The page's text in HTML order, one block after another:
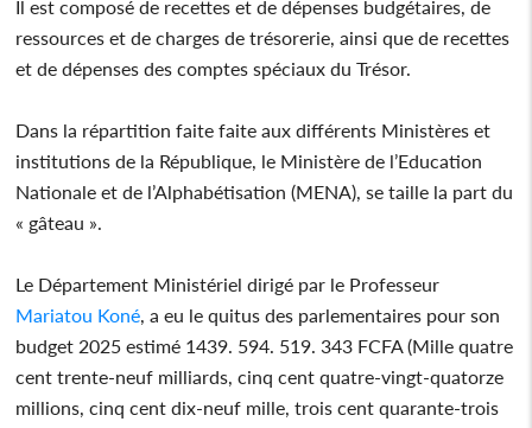
Il est composé de recettes et de dépenses budgétaires, de
ressources et de charges de trésorerie, ainsi que de recettes
et de dépenses des comptes spéciaux du Trésor.
Dans la répartition faite faite aux différents Ministères et
institutions de la République, le Ministère de l’Education
Nationale et de l’Alphabétisation (MENA), se taille la part du
« gâteau ».
Le Département Ministériel dirigé par le Professeur
Mariatou Koné, a eu le quitus des parlementaires pour son
budget 2025 estimé 1439. 594. 519. 343 FCFA (Mille quatre
cent trente-neuf milliards, cinq cent quatre-vingt-quatorze
millions, cinq cent dix-neuf mille, trois cent quarante-trois